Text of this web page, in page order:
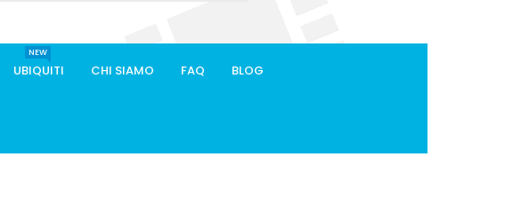
UBIQUITI
NEW
CHI SIAMO FAQ BLOG